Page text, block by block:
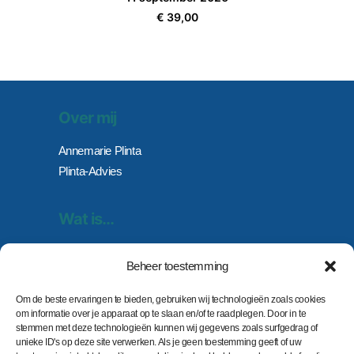
Beheer toestemming
Om de beste ervaringen te bieden, gebruiken wij technologieën zoals cookies
om informatie over je apparaat op te slaan en/of te raadplegen. Door in te
stemmen met deze technologieën kunnen wij gegevens zoals surfgedrag of
unieke ID's op deze site verwerken. Als je geen toestemming geeft of uw
€ 39,00
Over mij
Annemarie Plinta
Plinta-Advies
Wat is…
Groepsactiviteiten